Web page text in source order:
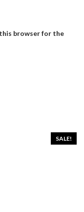
this browser for the
SALE!